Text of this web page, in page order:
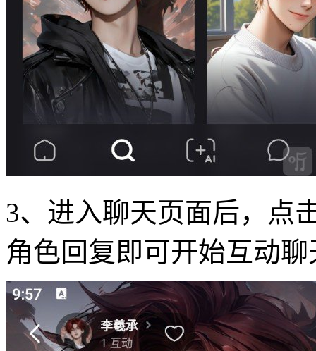
3、进入聊天页面后，点
角色回复即可开始互动聊